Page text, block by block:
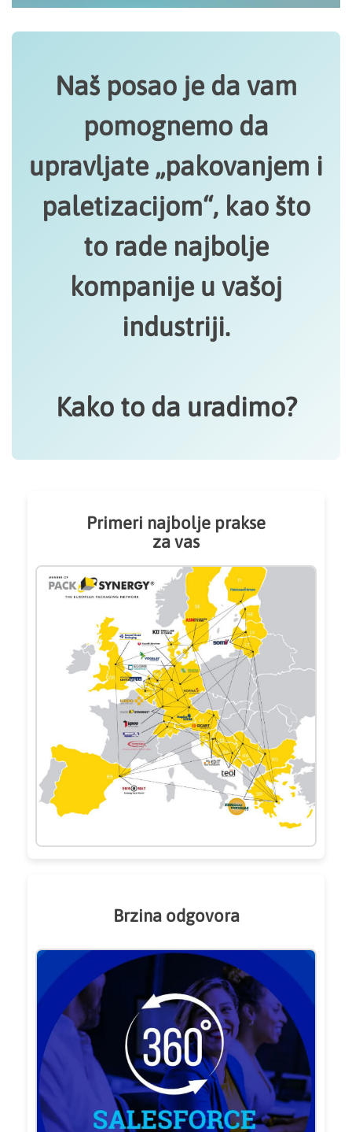
Naš posao je da vam
pomognemo da
upravljate „pakovanjem i
paletizacijom“, kao što
to rade najbolje
kompanije u vašoj
industriji.
Kako to da uradimo?
Primeri najbolje prakse
za vas
Brzina odgovora